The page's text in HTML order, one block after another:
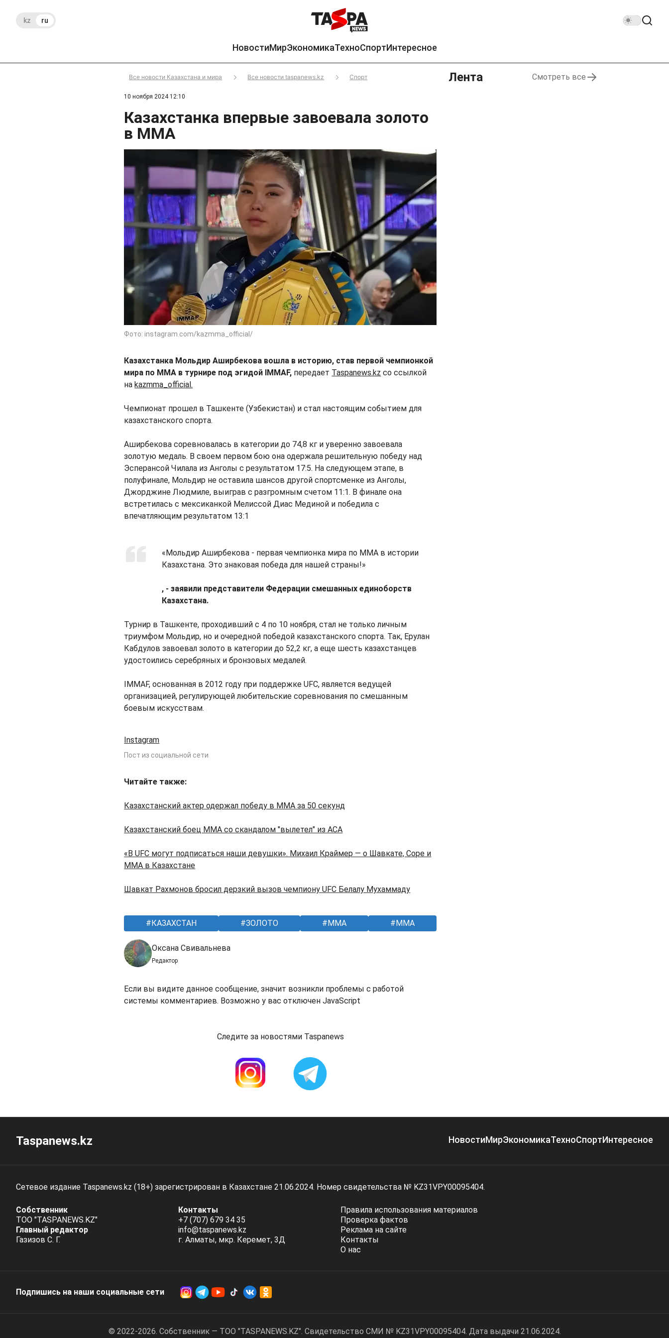
kz ru
НовостиМирЭкономикаТехноСпортИнтересное
Все новости Казахстана и мира Все новости taspanews.kz Спорт
10 ноября 2024 12:10
Казахстанка впервые завоевала золото
в MMA
Фото: instagram.com/kazmma_official/
Казахстанка Мольдир Аширбекова вошла в историю, став первой чемпионкой
мира по MMA в турнире под эгидой IMMAF, передает Taspanews.kz со ссылкой
на kazmma_official.
Чемпионат прошел в Ташкенте (Узбекистан) и стал настоящим событием для
казахстанского спорта.
Аширбекова соревновалась в категории до 74,8 кг и уверенно завоевала
золотую медаль. В своем первом бою она одержала решительную победу над
Эсперансой Чилала из Анголы с результатом 17:5. На следующем этапе, в
полуфинале, Мольдир не оставила шансов другой спортсменке из Анголы,
Джорджине Людмиле, выиграв с разгромным счетом 11:1. В финале она
встретилась с мексиканкой Мелиссой Диас Мединой и победила с
впечатляющим результатом 13:1
«Мольдир Аширбекова - первая чемпионка мира по MMA в истории
Казахстана. Это знаковая победа для нашей страны!»
, - заявили представители Федерации смешанных единоборств
Казахстана.
Турнир в Ташкенте, проходивший с 4 по 10 ноября, стал не только личным
триумфом Мольдир, но и очередной победой казахстанского спорта. Так, Ерулан
Кабдулов завоевал золото в категории до 52,2 кг, а еще шесть казахстанцев
удостоились серебряных и бронзовых медалей.
IMMAF, основанная в 2012 году при поддержке UFC, является ведущей
организацией, регулирующей любительские соревнования по смешанным
боевым искусствам.
Instagram
Пост из социальной сети
Читайте также:
Казахстанский актер одержал победу в ММА за 50 секунд
Казахстанский боец ММА со скандалом "вылетел" из ACA
«В UFC могут подписаться наши девушки». Михаил Краймер — о Шавкате, Соре и
ММА в Казахстане
Шавкат Рахмонов бросил дерзкий вызов чемпиону UFC Белалу Мухаммаду
КАЗАХСТАН ЗОЛОТО MMA ММА
Оксана Свивальнева
Редактор
Если вы видите данное сообщение, значит возникли проблемы с работой
системы комментариев. Возможно у вас отключен JavaScript
Следите за новостями Taspanews
Лента Смотреть все
Taspanews.kz НовостиМирЭкономикаТехноСпортИнтересное
Сетевое издание Taspanews.kz (18+) зарегистрирован в Казахстане 21.06.2024. Номер свидетельства № KZ31VPY00095404.
Собственник
ТОО "TASPANEWS.KZ"
Главный редактор
Газизов С. Г.
Контакты
+7 (707) 679 34 35
info@taspanews.kz
г. Алматы, мкр. Керемет, 3Д
Правила использования материалов
Проверка фактов
Реклама на сайте
Контакты
О нас
Подпишись на наши социальные cети
© 2022-2026. Собственник — ТОО "TASPANEWS.KZ". Cвидетельство СМИ № KZ31VPY00095404. Дата выдачи 21.06.2024.